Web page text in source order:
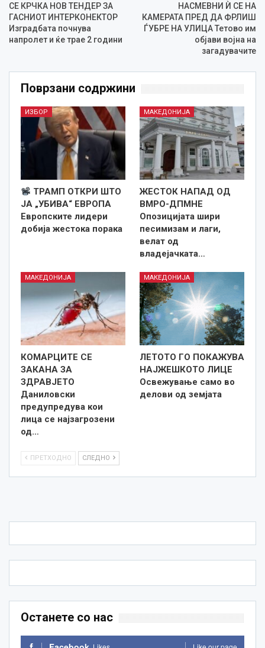
СЕ КРЧКА НОВ ТЕНДЕР ЗА
ГАСНИОТ ИНТЕРКОНЕКТОР
Изградбата почнува
напролет и ќе трае 2 години
НАСМЕВНИ Ѝ СЕ НА
КАМЕРАТА ПРЕД ДА ФРЛИШ
ЃУБРЕ НА УЛИЦА Тетово им
објави војна на
загадувачите
Поврзани содржини
ИЗБОР
ТРАМП ОТКРИ ШТО
ЈА „УБИВА“ ЕВРОПА
Европските лидери
добија жестока порака
МАКЕДОНИЈА
ЖЕСТОК НАПАД ОД
ВМРО-ДПМНЕ
Опозицијата шири
песимизам и лаги,
велат од
владејачката…
МАКЕДОНИЈА
КОМАРЦИТЕ СЕ
ЗАКАНА ЗА
ЗДРАВЈЕТО
Даниловски
предупредува кои
лица се најзагрозени
од…
МАКЕДОНИЈА
ЛЕТОТО ГО ПОКАЖУВА
НАЈЖЕШКОТО ЛИЦE
Освежување само во
делови од земјата
ПРЕТХОДНО СЛЕДНО
Останете со нас